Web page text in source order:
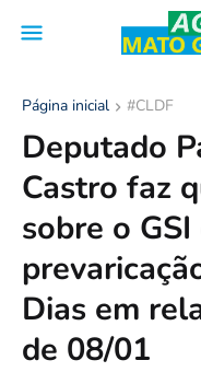
Página inicial #CLDF
Deputado
Castro faz
sobre o
Dias em
de 08/01